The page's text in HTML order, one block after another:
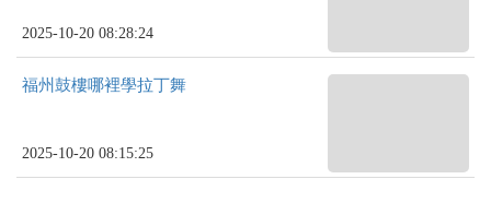
2025-10-20 08:28:24
福州鼓樓哪裡學拉丁舞
2025-10-20 08:15:25